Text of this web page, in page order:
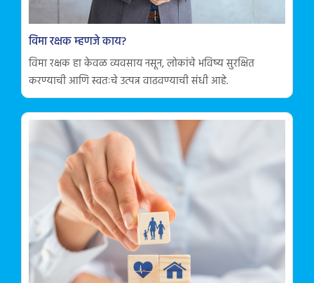
विमा रक्षक म्हणजे काय?
विमा रक्षक हा केवळ व्यवसाय नसून, लोकांचे भविष्य सुरक्षित
करण्याची आणि स्वतःचे उत्पन्न वाढवण्याची संधी आहे.